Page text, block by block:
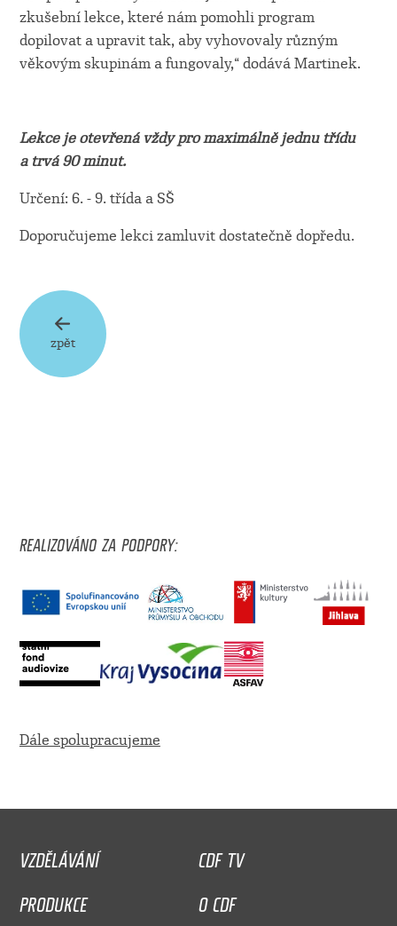
zkušební lekce, které nám pomohli program
dopilovat a upravit tak, aby vyhovovaly různým
věkovým skupinám a fungovaly,“ dodává Martinek.
Lekce je otevřená vždy pro maximálně jednu třídu
a trvá 90 minut.
Určení: 6. - 9. třída a SŠ
Doporučujeme lekci zamluvit dostatečně dopředu.
zpět
REALIZOVÁNO ZA PODPORY:
Dále spolupracujeme
VZDĚLÁVÁNÍ
CDF TV
PRODUKCE
O CDF